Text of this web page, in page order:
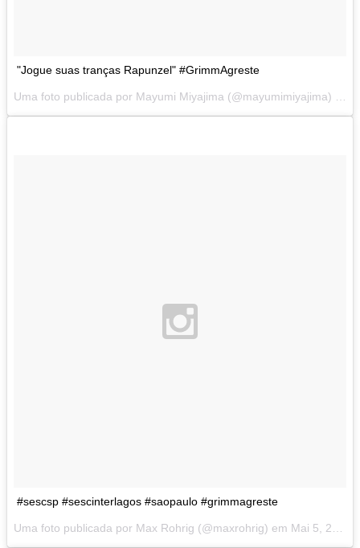
"Jogue suas tranças Rapunzel" #GrimmAgreste
#sescsp #sescinterlagos #saopaulo #grimmagreste
Uma foto publicada por Max Rohrig (@maxrohrig) em Mai 5, 2014 at 7:04 PDT